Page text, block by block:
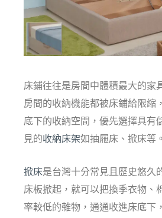
床鋪往往是房間中體積最大的家
房間的收納機能都被床鋪給限縮
底下的收納空間，優先選擇具有
見的收納床架如抽屜床、掀床等。
掀床是台灣十分常見且歷史悠久
床板掀起，就可以把換季衣物、
率較低的雜物，通通收進床底下